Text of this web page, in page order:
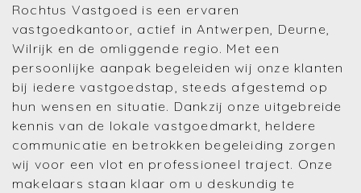
Rochtus Vastgoed is een ervaren
vastgoedkantoor, actief in Antwerpen, Deurne,
Wilrijk en de omliggende regio. Met een
persoonlijke aanpak begeleiden wij onze klanten
bij iedere vastgoedstap, steeds afgestemd op
hun wensen en situatie. Dankzij onze uitgebreide
kennis van de lokale vastgoedmarkt, heldere
communicatie en betrokken begeleiding zorgen
wij voor een vlot en professioneel traject. Onze
makelaars staan klaar om u deskundig te